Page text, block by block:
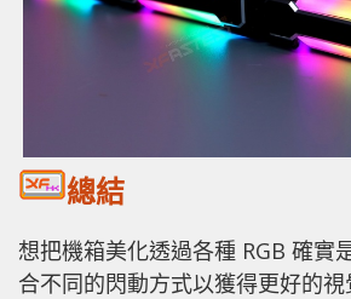
總結
想把機箱美化透過各種 RGB 確實
合不同的閃動方式以獲得更好的